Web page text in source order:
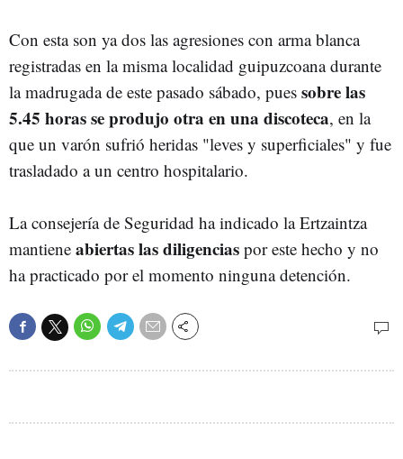
Con esta son ya dos las agresiones con arma blanca
registradas en la misma localidad guipuzcoana durante
la madrugada de este pasado sábado, pues sobre las
5.45 horas se produjo otra en una discoteca, en la
que un varón sufrió heridas "leves y superficiales" y fue
trasladado a un centro hospitalario.
La consejería de Seguridad ha indicado la Ertzaintza
mantiene abiertas las diligencias por este hecho y no
ha practicado por el momento ninguna detención.